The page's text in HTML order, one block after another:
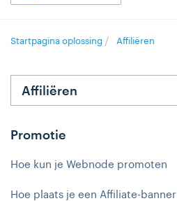
Startpagina oplossing Affiliëren
Promotie
Hoe kun je Webnode promoten
Hoe plaats je een Affiliate-banner
Affiliëren